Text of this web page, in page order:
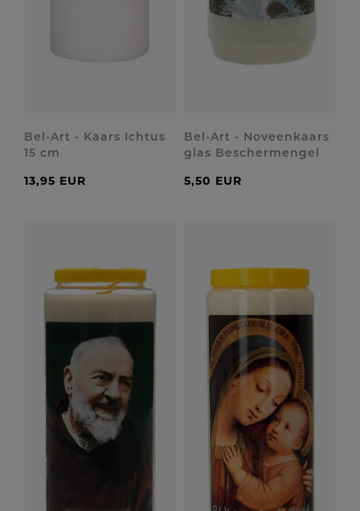
Bel-Art - Kaars Ichtus
15 cm
13,95 EUR
Bel-Art - Noveenkaars
glas Beschermengel
5,50 EUR